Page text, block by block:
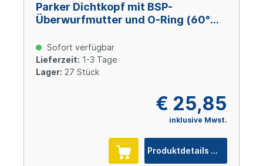
Parker Dichtkopf mit BSP-
Überwurfmutter und O-Ring (60°
Sofort verfügbar
Lieferzeit: 1-3 Tage
Lager: 27 Stück
€ 25,85
inklusive Mwst.
Produktdetails